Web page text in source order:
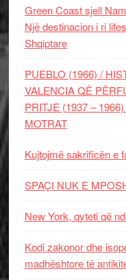
Green Coast sjell
Një destinacion i ri
Shqiptare
PUEBLO (1966) /
VALENCIA QË
PRITJE (1937 –
MOTRAT
Kujtojmë sakrificën e
SPAÇI NUK E
New York, qyteti që
Kodi zakonor dhe
madhështore të